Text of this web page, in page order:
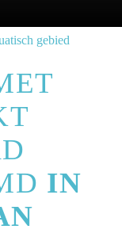
gebied
IN